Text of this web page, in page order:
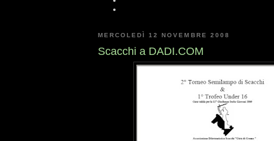
MERCOLEDÌ 12 NOVEMBRE 2008
Scacchi a DADI.COM